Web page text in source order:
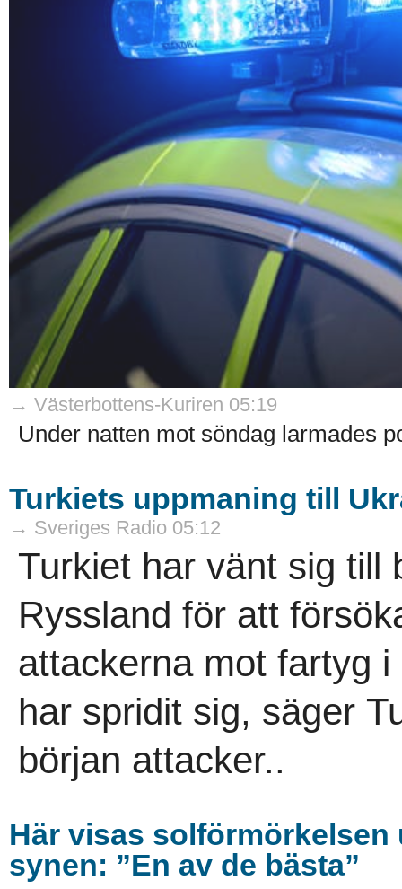
→ Västerbottens-Kuriren 05:19
Under natten mot söndag larmades
Turkiets uppmaning till
→ Sveriges Radio 05:12
Turkiet har vänt sig till
Ryssland för att
attackerna mot fartyg
har spridit sig, säger
början attacker..
Här visas solförmörkelsen
synen: ”En av de bästa”